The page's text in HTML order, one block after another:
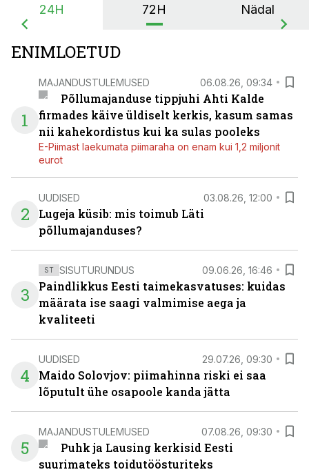
24H 72H Nädal
ENIMLOETUD
1
MAJANDUSTULEMUSED 06.08.26, 09:34
Põllumajanduse tippjuhi Ahti Kalde
firmades käive üldiselt kerkis, kasum samas
nii kahekordistus kui ka sulas pooleks
E-Piimast laekumata piimaraha on enam kui 1,2 miljonit
eurot
2
UUDISED 03.08.26, 12:00
Lugeja küsib: mis toimub Läti
põllumajanduses?
3
ST SISUTURUNDUS 09.06.26, 16:46
Paindlikkus Eesti taimekasvatuses: kuidas
määrata ise saagi valmimise aega ja
kvaliteeti
4
UUDISED 29.07.26, 09:30
Maido Solovjov: piimahinna riski ei saa
lõputult ühe osapoole kanda jätta
5
MAJANDUSTULEMUSED 07.08.26, 09:30
Puhk ja Lausing kerkisid Eesti
suurimateks toidutöösturiteks